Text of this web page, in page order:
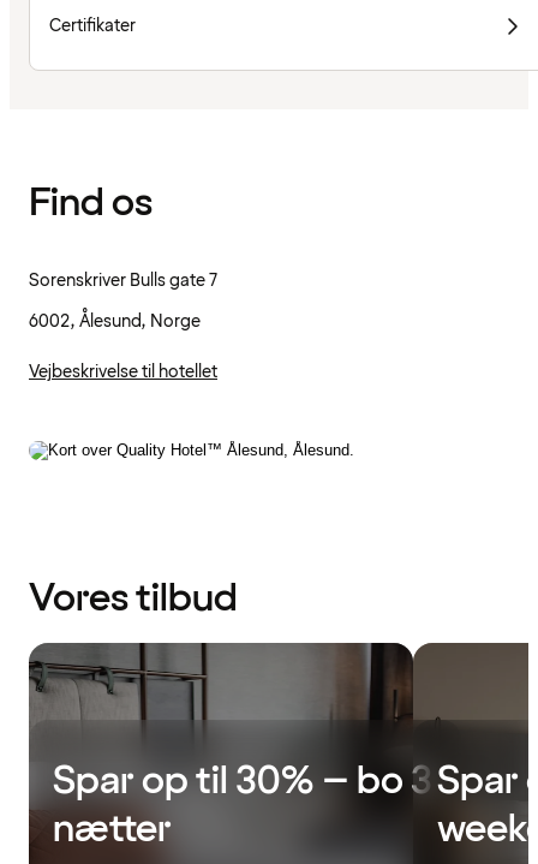
Certifikater
Find os
Sorenskriver Bulls gate 7
6002, Ålesund, Norge
Vejbeskrivelse til hotellet
Vores tilbud
Spar op til 30% – bo 3
nætter
Spar